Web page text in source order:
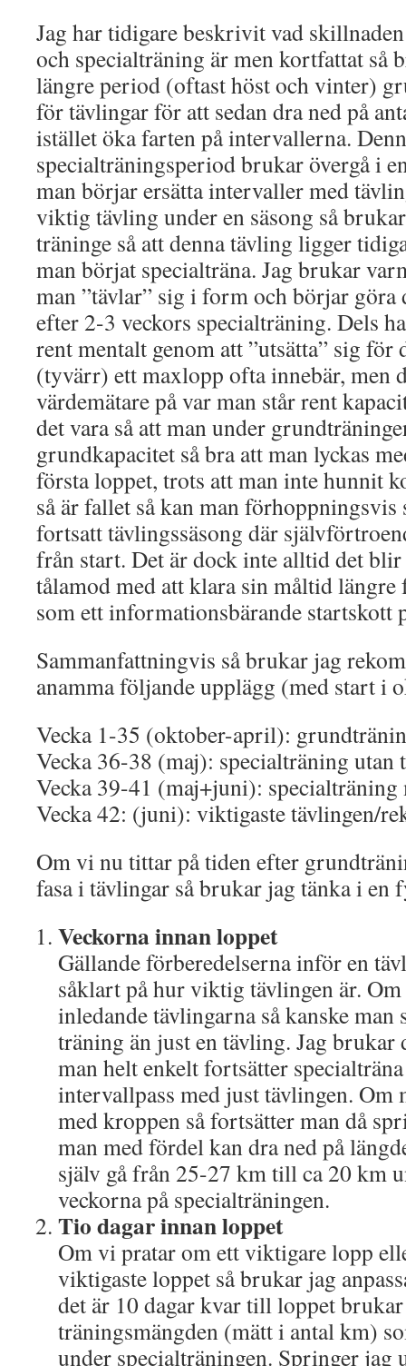
Jag har tidigare beskrivit vad
och specialträning är men kortfattat så
längre period (oftast höst och vinter)
för tävlingar för att sedan dra ned på
istället öka farten på intervallerna.
specialträningsperiod brukar övergå i
man börjar ersätta intervaller med
viktig tävling under en säsong så
träninge så att denna tävling ligger
man börjat specialträna. Jag brukar
man ”tävlar” sig i form och börjar göra
efter 2-3 veckors specialträning. Dels
rent mentalt genom att ”utsätta” sig för
(tyvärr) ett maxlopp ofta innebär, men
värdemätare på var man står rent
det vara så att man under
grundkapacitet så bra att man lyckas
första loppet, trots att man inte hunnit
så är fallet så kan man
fortsatt tävlingssäsong där
från start. Det är dock inte alltid det blir
tålamod med att klara sin måltid längre
som ett informationsbärande startskott
Sammanfattningvis så brukar jag
anamma följande upplägg (med start i
Vecka 1-35 (oktober-april):
Vecka 36-38 (maj): specialträning utan
Vecka 39-41 (maj+juni): specialträning
Vecka 42: (juni): viktigaste tävlingen/
Om vi nu tittar på tiden efter
fasa i tävlingar så brukar jag tänka i en
Veckorna innan loppet
Gällande förberedelserna inför en
såklart på hur viktig tävlingen är.
inledande tävlingarna så kanske man
träning än just en tävling. Jag brukar
man helt enkelt fortsätter
intervallpass med just tävlingen. Om
med kroppen så fortsätter man då
man med fördel kan dra ned på
själv gå från 25-27 km till ca 20 km
veckorna på specialträningen.
Tio dagar innan loppet
Om vi pratar om ett viktigare lopp
viktigaste loppet så brukar jag
det är 10 dagar kvar till loppet
träningsmängden (mätt i antal km)
under specialträningen. Springer jag